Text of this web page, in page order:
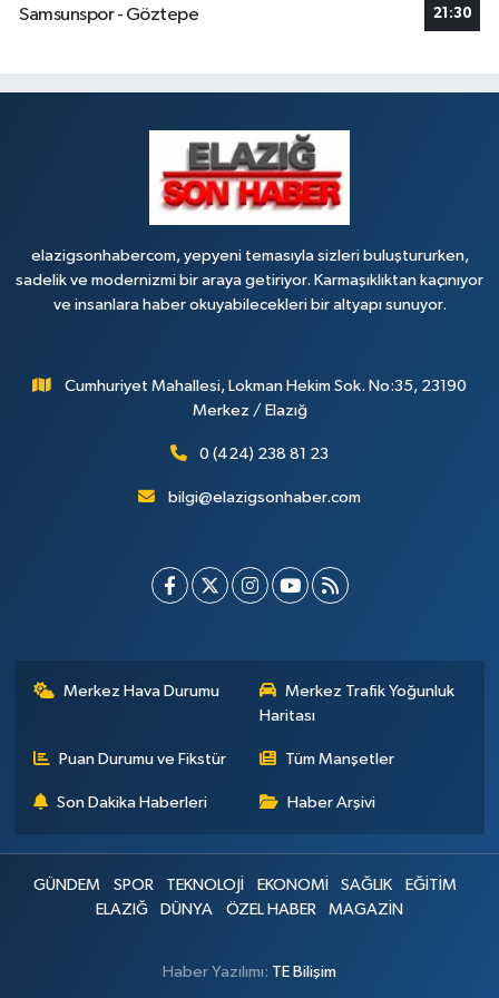
Samsunspor - Göztepe
21:30
elazigsonhabercom, yepyeni temasıyla sizleri buluştururken,
sadelik ve modernizmi bir araya getiriyor. Karmaşıklıktan kaçınıyor
ve insanlara haber okuyabilecekleri bir altyapı sunuyor.
Cumhuriyet Mahallesi, Lokman Hekim Sok. No:35, 23190
Merkez / Elazığ
0 (424) 238 81 23
bilgi@elazigsonhaber.com
Merkez Hava Durumu
Merkez Trafik Yoğunluk
Haritası
Puan Durumu ve Fikstür Tüm Manşetler
Son Dakika Haberleri Haber Arşivi
GÜNDEM SPOR TEKNOLOJİ EKONOMİ SAĞLIK
EĞİTİM
ELAZIĞ
DÜNYA ÖZEL HABER MAGAZİN
Haber Yazılımı: TE Bilişim